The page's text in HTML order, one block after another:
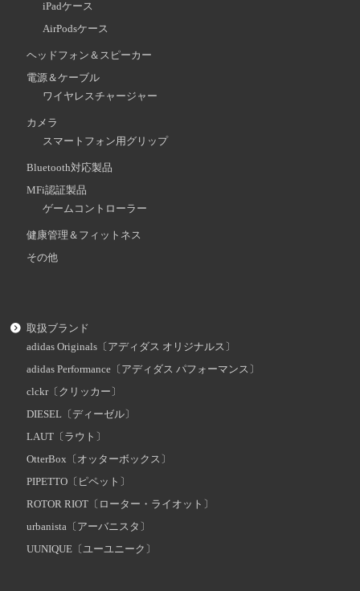
iPadケース
AirPodsケース
ヘッドフォン＆スピーカー
電源＆ケーブル
ワイヤレスチャージャー
カメラ
スマートフォン用グリップ
Bluetooth対応製品
MFi認証製品
ゲームコントローラー
健康管理＆フィットネス
その他
取扱ブランド
adidas Originals〔アディダス オリジナルス〕
adidas Performance〔アディダス パフォーマンス〕
clckr〔クリッカー〕
DIESEL〔ディーゼル〕
LAUT〔ラウト〕
OtterBox〔オッターボックス〕
PIPETTO〔ピペット〕
ROTOR RIOT〔ローター・ライオット〕
urbanista〔アーバニスタ〕
UUNIQUE〔ユーユニーク〕